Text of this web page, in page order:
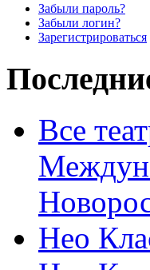
Забыли пароль?
Забыли логин?
Зарегистрироваться
Все
Нео